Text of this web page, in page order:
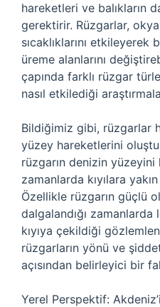
hareketleri ve balıkların
gerektirir. Rüzgarlar,
sıcaklıklarını etkileyerek
üreme alanlarını
çapında farklı rüzgar
nasıl etkilediği
Bildiğimiz gibi, rüzgarlar
yüzey hareketlerini
rüzgarın denizin
zamanlarda kıyılara
Özellikle rüzgarın güçlü
dalgalandığı
kıyıya çekildiği
rüzgarların yönü ve
açısından belirleyici bir
Yerel Perspektif: